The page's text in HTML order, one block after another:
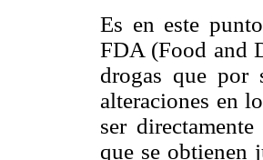
Es en este
FDA (Food and
drogas que por
alteraciones en
ser
que se obtienen